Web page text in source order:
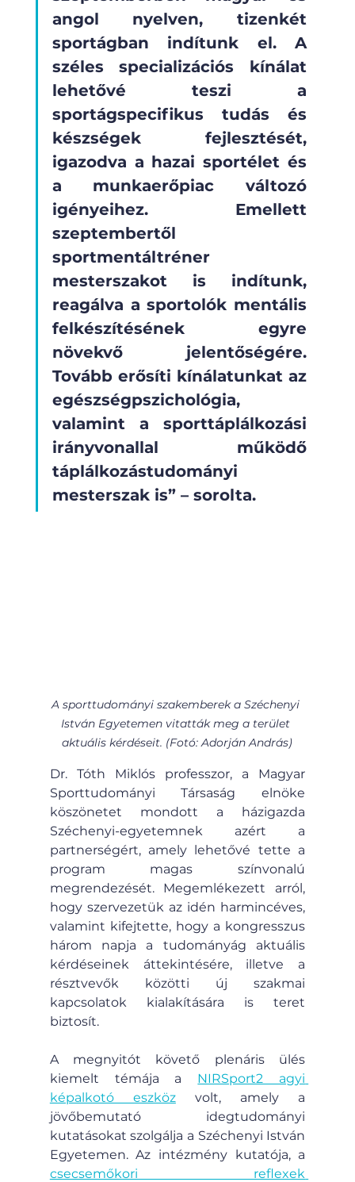
angol nyelven, tizenkét
sportágban indítunk el. A
széles specializációs kínálat
lehetővé teszi a
sportágspecifikus tudás és
készségek fejlesztését,
igazodva a hazai sportélet és
a munkaerőpiac változó
igényeihez. Emellett
szeptembertől
sportmentáltréner
mesterszakot is indítunk,
reagálva a sportolók mentális
felkészítésének egyre
növekvő jelentőségére.
Tovább erősíti kínálatunkat az
egészségpszichológia,
valamint a sporttáplálkozási
irányvonallal működő
táplálkozástudományi
mesterszak is” – sorolta.
A sporttudományi szakemberek a Széchenyi
István Egyetemen vitatták meg a terület
aktuális kérdéseit. (Fotó: Adorján András)
Dr. Tóth Miklós professzor, a Magyar
Sporttudományi Társaság elnöke
köszönetet mondott a házigazda
Széchenyi-egyetemnek azért a
partnerségért, amely lehetővé tette a
program magas színvonalú
megrendezését. Megemlékezett arról,
hogy szervezetük az idén harmincéves,
valamint kifejtette, hogy a kongresszus
három napja a tudományág aktuális
kérdéseinek áttekintésére, illetve a
résztvevők közötti új szakmai
kapcsolatok kialakítására is teret
biztosít.
A megnyitót követő plenáris ülés
kiemelt témája a NIRSport2 agyi
képalkotó eszköz volt, amely a
jövőbemutató idegtudományi
kutatásokat szolgálja a Széchenyi István
csecsemőkori reflexek